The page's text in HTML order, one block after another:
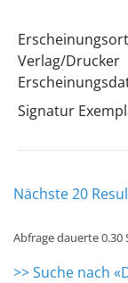
Erscheinungsort
Verlag/Drucker
Signatur
Nächste 20
Abfrage dauerte 0.30
>> Suche nach